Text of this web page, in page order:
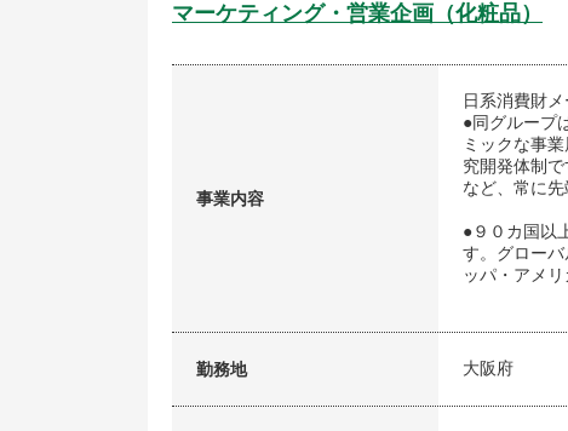
マーケティング・営業企画（化粧品）
事業内容
日系消費財
●同グループ
ミックな事
究開発体制
など、常に
●９０カ国以
す。グロー
ッパ・アメ
勤務地 大阪府